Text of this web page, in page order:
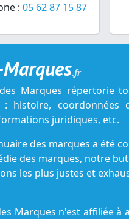
: 05 62 87 15 87
.fr
Marques répertorie
: histoire, coordonnées
juridiques, etc.
des marques a été
des marques, notre
les plus justes et
Marques n'est affiliée